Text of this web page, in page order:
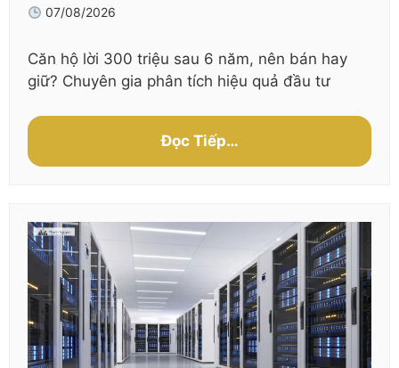
07/08/2026
Căn hộ lời 300 triệu sau 6 năm, nên bán hay
giữ? Chuyên gia phân tích hiệu quả đầu tư
Đọc Tiếp…